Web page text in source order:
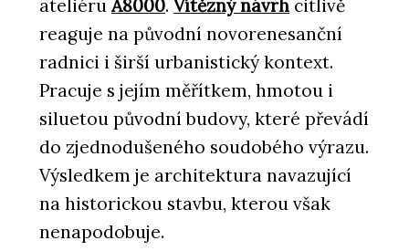
ateliéruA8000. Vítězný návrh citlivě
reaguje na původní novorenesanční
radnici i širší urbanistický kontext.
Pracuje s jejím měřítkem, hmotou i
siluetou původní budovy, které převádí
do zjednodušeného soudobého výrazu.
Výsledkem je architektura navazující
na historickou stavbu, kterou však
nenapodobuje.